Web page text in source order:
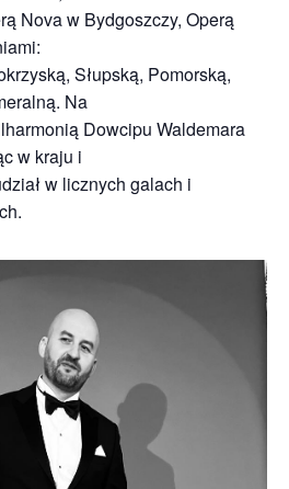
Nova w Bydgoszczy, Operą
Słupską, Pomorską,
Na
Dowcipu Waldemara
w kraju i
w licznych galach i